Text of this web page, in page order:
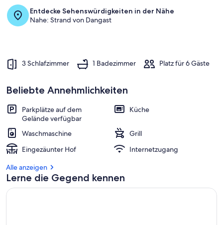
Entdecke Sehenswürdigkeiten in der Nähe
Nahe: Strand von Dangast
3 Schlafzimmer 1 Badezimmer Platz für 6 Gäste
Beliebte Annehmlichkeiten
Parkplätze auf dem
Gelände verfügbar
Küche
Waschmaschine
Grill
Eingezäunter Hof
Internetzugang
Alle anzeigen
Lerne die Gegend kennen